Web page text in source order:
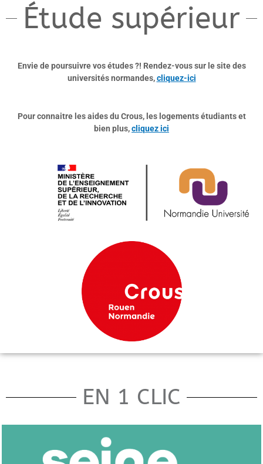
Étude supérieur
Envie de poursuivre vos études ?! Rendez-vous sur le site des
universités normandes,cliquez-ici
Pour connaitre les aides du Crous, les logements étudiants et
bien plus,cliquez ici
EN 1 CLIC